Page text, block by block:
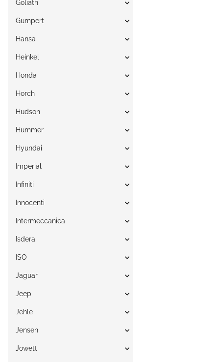
Goliath
Gumpert
Hansa
Heinkel
Honda
Horch
Hudson
Hummer
Hyundai
Imperial
Infiniti
Innocenti
Intermeccanica
Isdera
ISO
Jaguar
Jeep
Jehle
Jensen
Jowett